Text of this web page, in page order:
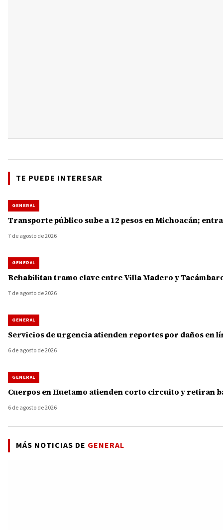
TE PUEDE INTERESAR
GENERAL
Transporte público sube a 12 pesos en Michoacán;
7 de agosto de 2026
GENERAL
Rehabilitan tramo clave entre Villa Madero y
7 de agosto de 2026
GENERAL
Servicios de urgencia atienden reportes por daños en
6 de agosto de 2026
GENERAL
Cuerpos en Huetamo atienden corto circuito y retiran
6 de agosto de 2026
MÁS NOTICIAS DE GENERAL